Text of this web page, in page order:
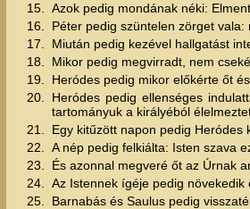
15.
Azok pedig mondának néki:
16.
Péter pedig szüntelen zörget
17.
Miután pedig kezével hallgatást
18.
Mikor pedig megvirradt, nem
19.
Heródes pedig mikor előkérte őt
20.
Heródes pedig ellenséges
tartományuk a királyéból
21.
Egy kitűzött napon pedig Heródes
22.
A nép pedig felkiálta: Isten szava
23.
És azonnal megveré őt az Úrnak
24.
Az Istennek ígéje pedig növekedik
25.
Barnabás és Saulus pedig